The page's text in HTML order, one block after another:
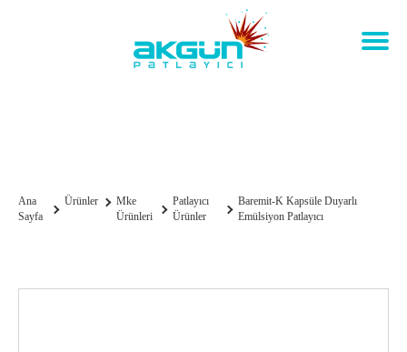
Ana
Sayfa
Ürünler
Mke
Ürünleri
Patlayıcı
Ürünler
Baremit-K Kapsüle Duyarlı
Emülsiyon Patlayıcı